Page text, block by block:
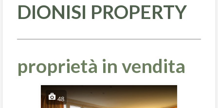
DIONISI PROPERTY
proprietà in vendita
48